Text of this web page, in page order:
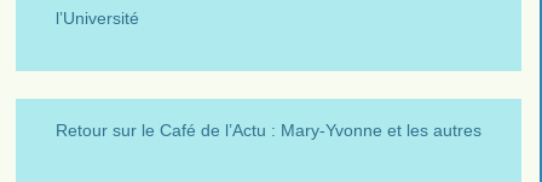
l’Université
Retour sur le Café de l’Actu : Mary-Yvonne et les autres